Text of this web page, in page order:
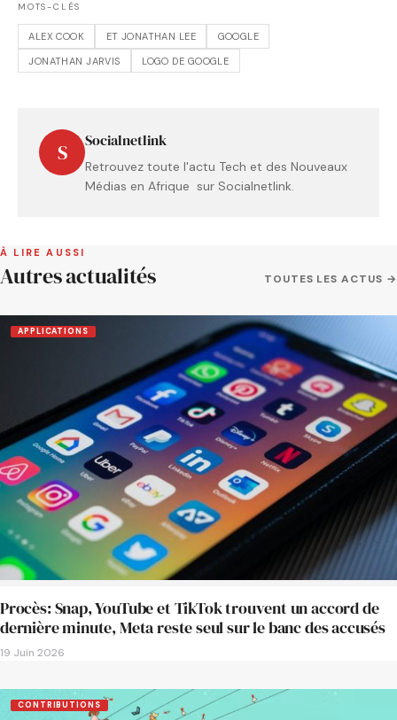
MOTS-CLÉS
ALEX COOK ET JONATHAN LEE
GOOGLE
JONATHAN JARVIS
LOGO DE GOOGLE
S Socialnetlink
Retrouvez toute l'actu Tech et des Nouveaux
Médias en Afrique sur Socialnetlink.
À LIRE AUSSI
Autres actualités TOUTES LES ACTUS →
APPLICATIONS
Procès: Snap, YouTube et TikTok trouvent un accord de
dernière minute, Meta reste seul sur le banc des accusés
19 Juin 2026
CONTRIBUTIONS